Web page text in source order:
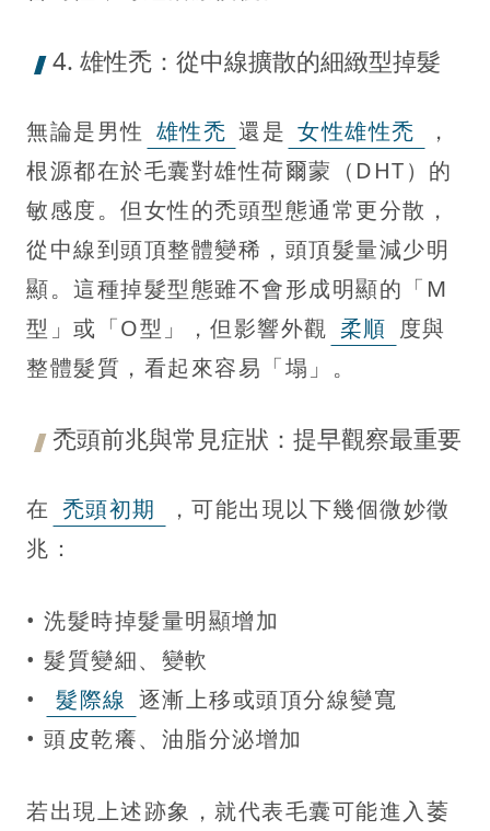
4. 雄性禿：從中線擴散的細緻型掉髮
無論是男性 雄性禿 還是 女性雄性禿
，
根源都在於毛囊對雄性荷爾蒙（DHT）的
敏感度。但女性的禿頭型態通常更分散，
從中線到頭頂整體變稀，頭頂髮量減少明
顯。這種掉髮型態雖不會形成明顯的「M
型」或「O型」，但影響外觀 柔順 度與
整體髮質，看起來容易「塌」。
禿頭前兆與常見症狀：提早觀察最重要
在 禿頭初期
，可能出現以下幾個微妙徵
兆：
• 洗髮時掉髮量明顯增加
• 髮質變細、變軟
•
髮際線 逐漸上移或頭頂分線變寬
• 頭皮乾癢、油脂分泌增加
若出現上述跡象，就代表毛囊可能進入萎